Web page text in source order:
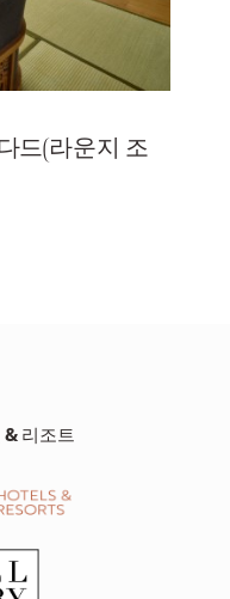
드(라운지 조
리조트